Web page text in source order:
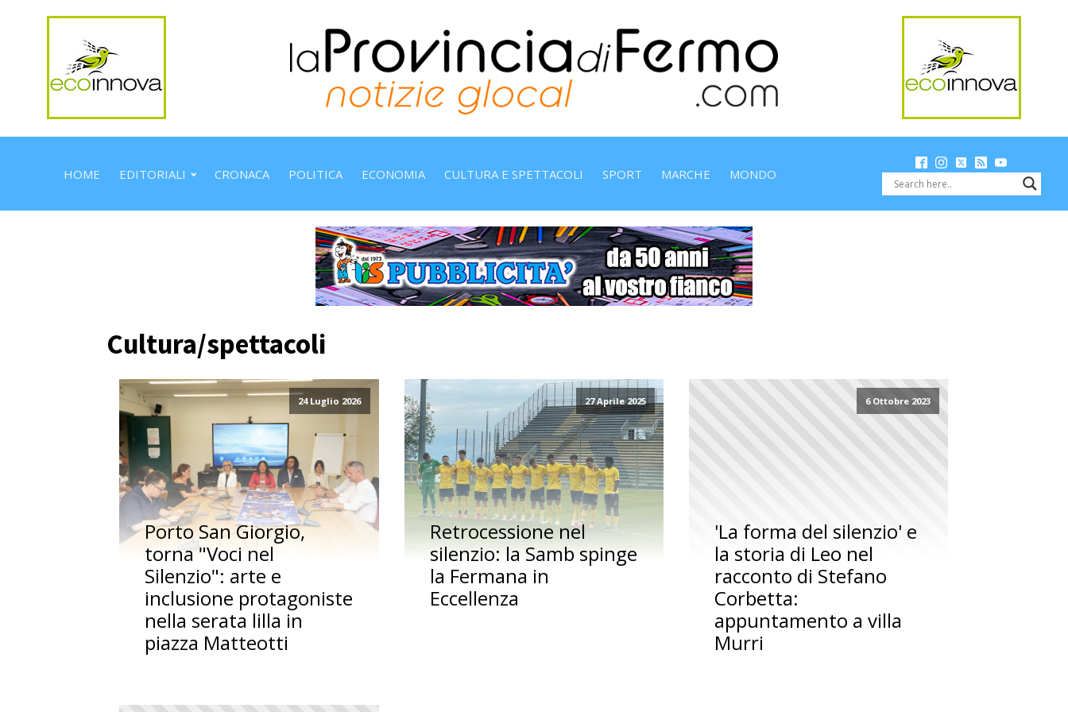
HOME EDITORIALI CRONACA POLITICA ECONOMIA CULTURA E SPETTACOLI SPORT MARCHE MONDO
Cultura/spettacoli
24 Luglio 2026
Porto San Giorgio,
torna "Voci nel
Silenzio": arte e
inclusione protagoniste
nella serata lilla in
piazza Matteotti
27 Aprile 2025
Retrocessione nel
silenzio: la Samb spinge
la Fermana in
Eccellenza
6 Ottobre 2023
'La forma del silenzio' e
la storia di Leo nel
racconto di Stefano
Corbetta:
appuntamento a villa
Murri